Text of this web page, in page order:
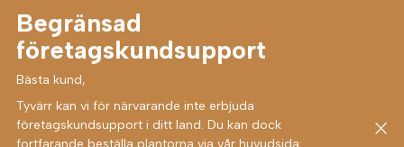
Begränsad
företagskundsupport
Bästa kund,
Tyvärr kan vi för närvarande inte erbjuda
företagskundsupport i ditt land. Du kan dock
fortfarande beställa plantorna via vår huvudsida: